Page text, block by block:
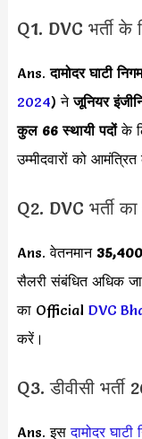
Q1. DVC भर्ती के
Ans.दामोदर घाटी निगम
2024) नेजूनियर
कुल 66 स्थायी पदोंके
उम्मीदवारों को
Q2. DVC भर्ती
Ans. वेतनमान
सैलरी संबंधित अधिक
का Official DVC
करें।
Q3. डीवीसी
Ans. इसदामोदर